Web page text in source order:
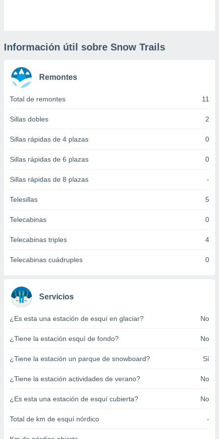
únicos
similares
como
de
en
a lo que
su
en
en
de
o acceder
perfiles
Información útil sobre Snow Trails
Remontes
Total de remontes 11
Sillas dobles 2
Sillas rápidas de 4 plazas 0
Sillas rápidas de 6 plazas 0
Sillas rápidas de 8 plazas -
Telesillas 5
Telecabinas 0
Telecabinas triples 4
Telecabinas cuádruples 0
Servicios
¿Es esta una estación de esquí en glaciar? No
¿Tiene la estación esquí de fondo? No
¿Tiene la estación un parque de snowboard? Sí
¿Tiene la estación actividades de verano? No
¿Es esta una estación de esquí cubierta? No
Total de km de esquí nórdico -